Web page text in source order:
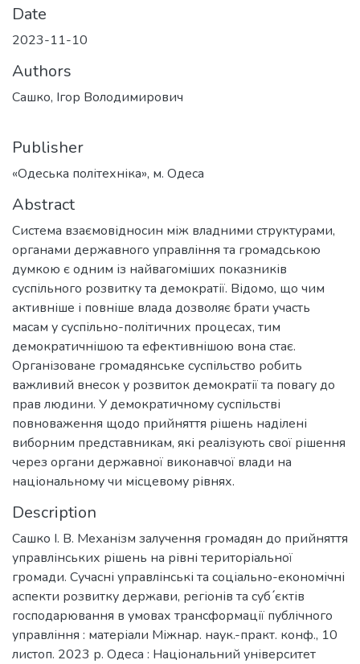
Date
2023-11-10
Authors
Сашко, Ігор Володимирович
Publisher
«Одеська політехніка», м. Одеса
Abstract
Система взаємовідносин між владними структурами,
органами державного управління та громадською
думкою є одним із найвагоміших показників
суспільного розвитку та демократії. Відомо, що чим
активніше і повніше влада дозволяє брати участь
масам у суспільно-політичних процесах, тим
демократичнішою та ефективнішою вона стає.
Організоване громадянське суспільство робить
важливий внесок у розвиток демократії та повагу до
прав людини. У демократичному суспільстві
повноваження щодо прийняття рішень наділені
виборним представникам, які реалізують свої рішення
через органи державної виконавчої влади на
національному чи місцевому рівнях.
Description
Сашко І. В. Механізм залучення громадян до прийняття
управлінських рішень на рівні територіальної
громади. Сучасні управлінські та соціально-економічні
аспекти розвитку держави, регіонів та суб ́єктів
господарювання в умовах трансформації публічного
управління : матеріали Міжнар. наук.-практ. конф., 10
листоп. 2023 р. Одеса : Національний університет